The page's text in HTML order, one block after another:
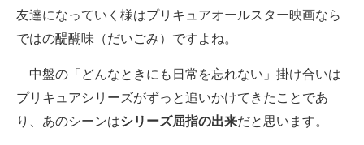
AI活用のいまが分かる
経営リーダーのコミュニティ
マーケ×ITの今がよく分かる
友達になっていく様はプリキュアオールスター映画なら
ではの醍醐味（だいごみ）ですよね。
中盤の「どんなときにも日常を忘れない」掛け合いは
プリキュアシリーズがずっと追いかけてきたことであ
り、あのシーンはシリーズ屈指の出来だと思います。